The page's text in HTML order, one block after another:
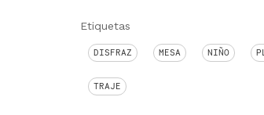
Etiquetas
DISFRAZ MESA NIÑO
TRAJE